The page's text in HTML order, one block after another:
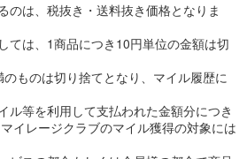
のは、税抜き・送料抜き価格となりま
ては、1商品につき10円単位の金額は切
ものは切り捨てとなり、マイル履歴に
ル等を利用して支払われた金額分につき
イレージクラブのマイル獲得の対象には